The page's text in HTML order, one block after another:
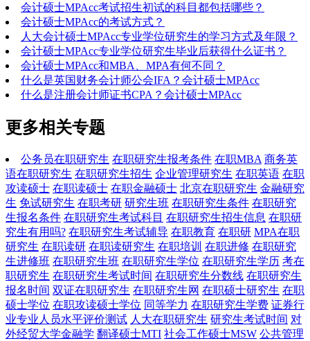
会计硕士MPAcc考试招生初试的科目都包括哪些？
会计硕士MPAcc的考试方式？
人大会计硕士MPAcc专业学位研究生的学习方式及年限？
会计硕士MPAcc专业学位研究生毕业后获得什么证书？
会计硕士MPAcc和MBA、MPA有何不同？
什么是英国财务会计师公会IFA？会计硕士MPAcc
什么是注册会计师证书CPA？会计硕士MPAcc
更多相关专题
公务员在职研究生 在职研究生报考条件 在职MBA 商务英
语在职研究生 在职研究生招生 企业管理研究生 在职英语 在职
攻读硕士 在职读硕士 在职金融硕士 北京在职研究生 金融研究
生 免试研究生 在职考研 研究生班 在职研究生条件 在职研究
生报名条件 在职研究生考试科目 在职研究生招生信息 在职研
究生有用吗? 在职研究生考试辅导 在职教育 在职研 MPA在职
研究生 在职读研 在职读研究生 在职培训 在职进修 在职研究
生进修班 在职研究生班 在职研究生学位 在职研究生学历 考在
职研究生 在职研究生考试时间 在职研究生分数线 在职研究生
报名时间 双证在职研究生 在职研究生网 在职硕士研究生 在职
硕士学位 在职攻读硕士学位 同等学力 在职研究生学费 证券行
业专业人员水平评价测试 人大在职研究生 研究生考试时间 对
外经贸大学金融学 翻译硕士MTI 社会工作硕士MSW 公共管理